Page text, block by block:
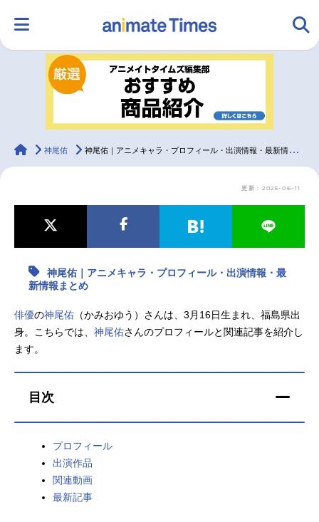
ランキング アニメ
ラジオ
最新記事一覧
アニメ記事一覧 声優記事一覧
アニメ映画一覧
今期アニメ曜日別一覧
春アニメ
男性声優/女性声優一覧
animateTimes
神尾佑 神尾佑｜アニメキャラ・プロフィール・出演情報・最新情報まとめ
更新：2025-06-11
神尾佑｜アニメキャラ・プロフィール・出演情報・最
新情報まとめ
俳優の神尾佑 （かみおゆう）さんは、3月16日生まれ、福島県出
身。こちらでは、 神尾佑さんのプロフィールと関連記事を紹介し
ます。
目次
プロフィール
出演作品
関連動画
最新記事